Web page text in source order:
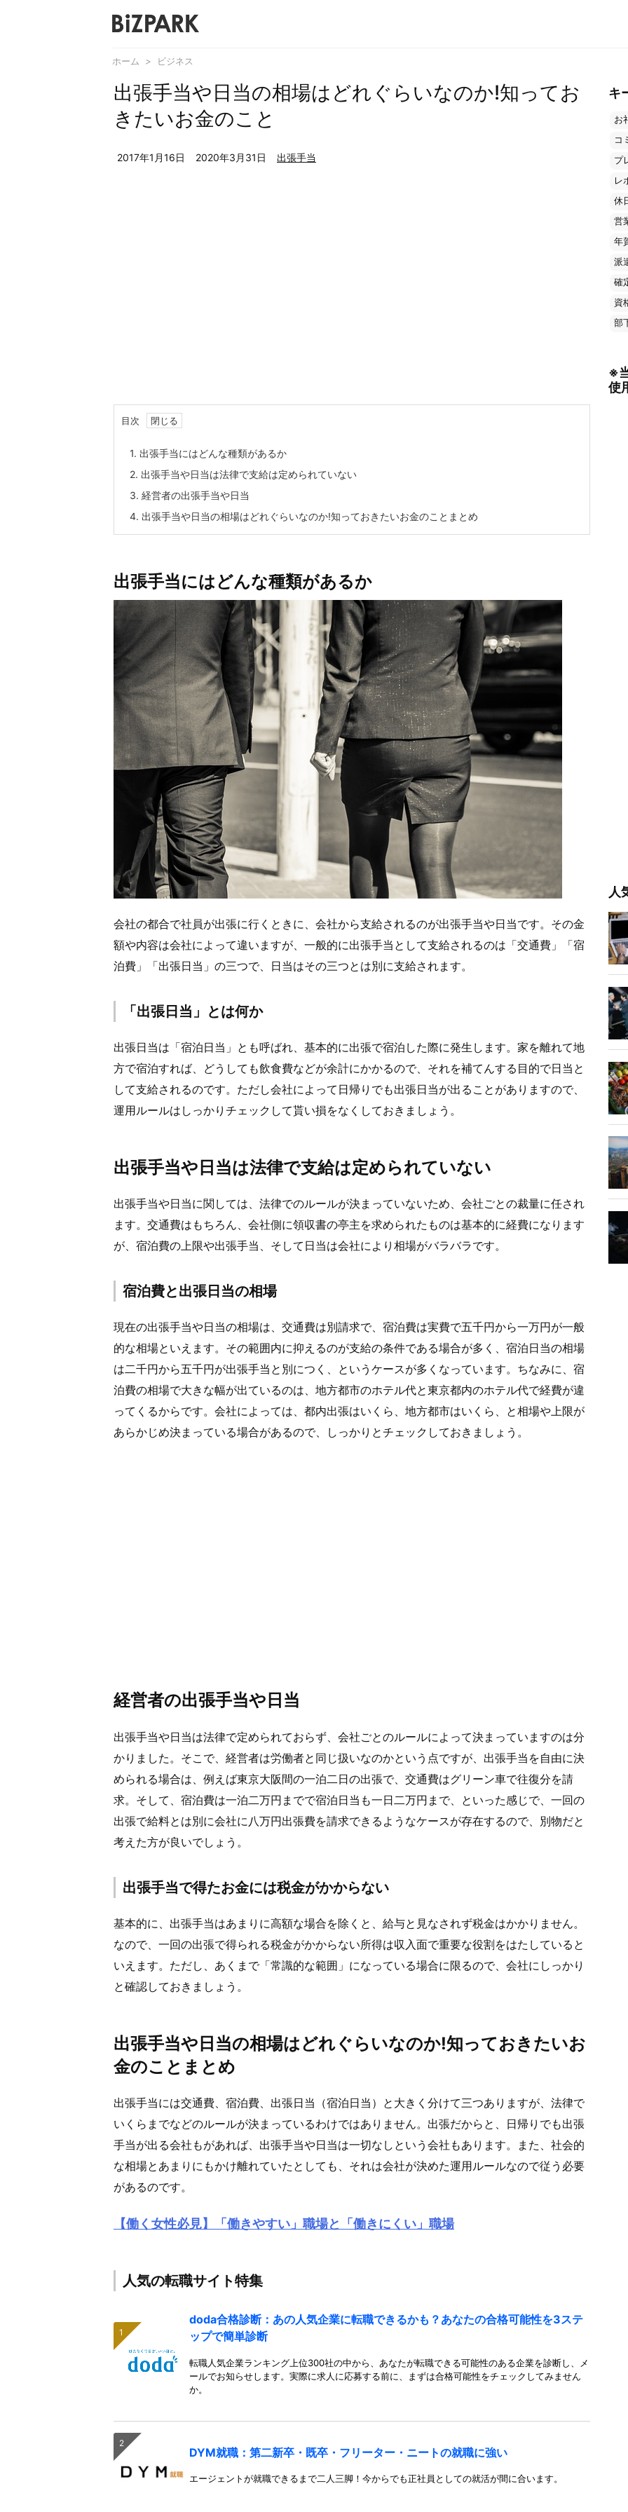
ホーム > ビジネス
出張手当や日当の相場はどれぐらいなのか!知ってお
きたいお金のこと
2017年1月16日 2020年3月31日 出張手当
目次
1. 出張手当にはどんな種類があるか
2. 出張手当や日当は法律で支給は定められていない
3. 経営者の出張手当や日当
4. 出張手当や日当の相場はどれぐらいなのか!知っておきたいお金のことまとめ
出張手当にはどんな種類があるか
会社の都合で社員が出張に行くときに、会社から支給されるのが出張手当や日当です。その金
額や内容は会社によって違いますが、一般的に出張手当として支給されるのは「交通費」「宿
泊費」「出張日当」の三つで、日当はその三つとは別に支給されます。
「出張日当」とは何か
出張日当は「宿泊日当」とも呼ばれ、基本的に出張で宿泊した際に発生します。家を離れて地
方で宿泊すれば、どうしても飲食費などが余計にかかるので、それを補てんする目的で日当と
して支給されるのです。ただし会社によって日帰りでも出張日当が出ることがありますので、
運用ルールはしっかりチェックして貰い損をなくしておきましょう。
出張手当や日当は法律で支給は定められていない
出張手当や日当に関しては、法律でのルールが決まっていないため、会社ごとの裁量に任され
ます。交通費はもちろん、会社側に領収書の亭主を求められたものは基本的に経費になります
が、宿泊費の上限や出張手当、そして日当は会社により相場がバラバラです。
宿泊費と出張日当の相場
現在の出張手当や日当の相場は、交通費は別請求で、宿泊費は実費で五千円から一万円が一般
的な相場といえます。その範囲内に抑えるのが支給の条件である場合が多く、宿泊日当の相場
は二千円から五千円が出張手当と別につく、というケースが多くなっています。ちなみに、宿
泊費の相場で大きな幅が出ているのは、地方都市のホテル代と東京都内のホテル代で経費が違
ってくるからです。会社によっては、都内出張はいくら、地方都市はいくら、と相場や上限が
あらかじめ決まっている場合があるので、しっかりとチェックしておきましょう。
経営者の出張手当や日当
出張手当や日当は法律で定められておらず、会社ごとのルールによって決まっていますのは分
かりました。そこで、経営者は労働者と同じ扱いなのかという点ですが、出張手当を自由に決
められる場合は、例えば東京大阪間の一泊二日の出張で、交通費はグリーン車で往復分を請
求。そして、宿泊費は一泊二万円までで宿泊日当も一日二万円まで、といった感じで、一回の
出張で給料とは別に会社に八万円出張費を請求できるようなケースが存在するので、別物だと
考えた方が良いでしょう。
出張手当で得たお金には税金がかからない
基本的に、出張手当はあまりに高額な場合を除くと、給与と見なされず税金はかかりません。
なので、一回の出張で得られる税金がかからない所得は収入面で重要な役割をはたしていると
いえます。ただし、あくまで「常識的な範囲」になっている場合に限るので、会社にしっかり
と確認しておきましょう。
出張手当や日当の相場はどれぐらいなのか!知っておきたいお
金のことまとめ
出張手当には交通費、宿泊費、出張日当（宿泊日当）と大きく分けて三つありますが、法律で
いくらまでなどのルールが決まっているわけではありません。出張だからと、日帰りでも出張
手当が出る会社もがあれば、出張手当や日当は一切なしという会社もあります。また、社会的
な相場とあまりにもかけ離れていたとしても、それは会社が決めた運用ルールなので従う必要
があるのです。
【働く女性必見】「働きやすい」職場と「働きにくい」職場
人気の転職サイト特集
doda合格診断：あの人気企業に転職できるかも？あなたの合格可能性を3ステ
ップで簡単診断
転職人気企業ランキング上位300社の中から、あなたが転職できる可能性のある企業を診断し、メ
ールでお知らせします。実際に求人に応募する前に、まずは合格可能性をチェックしてみません
か。
DYM就職：第二新卒・既卒・フリーター・ニートの就職に強い
エージェントが就職できるまで二人三脚！今からでも正社員としての就活が間に合います。
キ
お
コ
プ
レ
休
営
年
派
確
資
部
※
使
人